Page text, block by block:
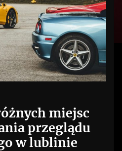
miejsc
przeglądu
w lublinie